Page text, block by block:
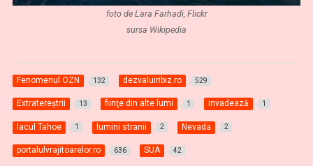
foto de Lara Farhadi, Flickr
sursa Wikipedia
Fenomenul OZN 132 dezvaluiribiz.ro 529
Extratereştrii 13 fiinţe din alte lumi 1 invadează 1
lacul Tahoe 1 lumini stranii 2 Nevada 2
portalulvrajitoarelor.ro 636 SUA 42